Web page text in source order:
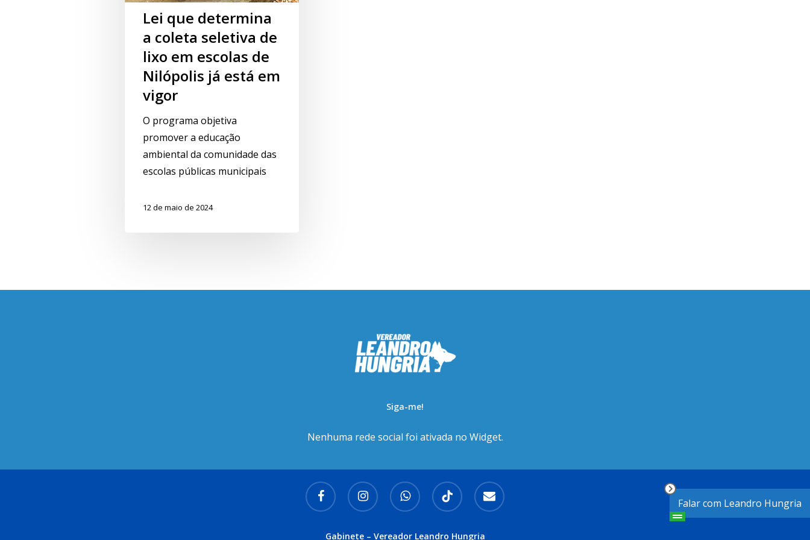
Lei que determina
a coleta seletiva de
lixo em escolas de
Nilópolis já está em
vigor
O programa objetiva
promover a educação
ambiental da comunidade das
escolas públicas municipais
12 de maio de 2024
Siga-me!
Nenhuma rede social foi ativada no Widget.
facebook instagram whatsapp tiktok email
Gabinete – Vereador Leandro Hungria
Falar com Leandro Hungria